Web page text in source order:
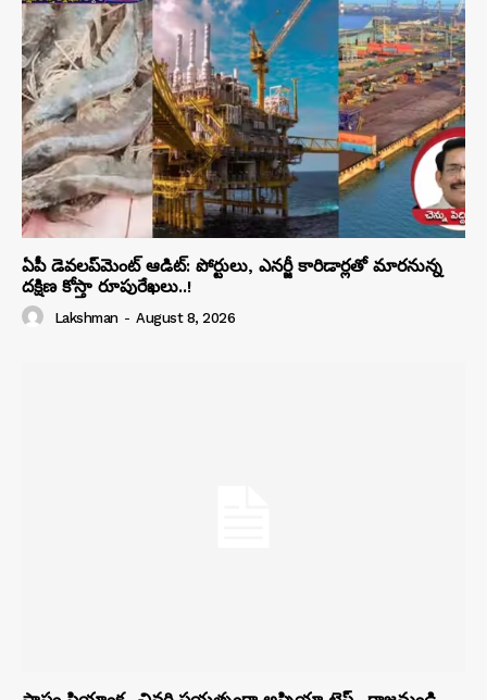
ఏపీ డెవలప్‌మెంట్ ఆడిట్: పోర్టులు, ఎనర్జీ కారిడార్లతో మారనున్న
దక్షిణ కోస్తా రూపురేఖలు..!
Lakshman - August 8, 2026